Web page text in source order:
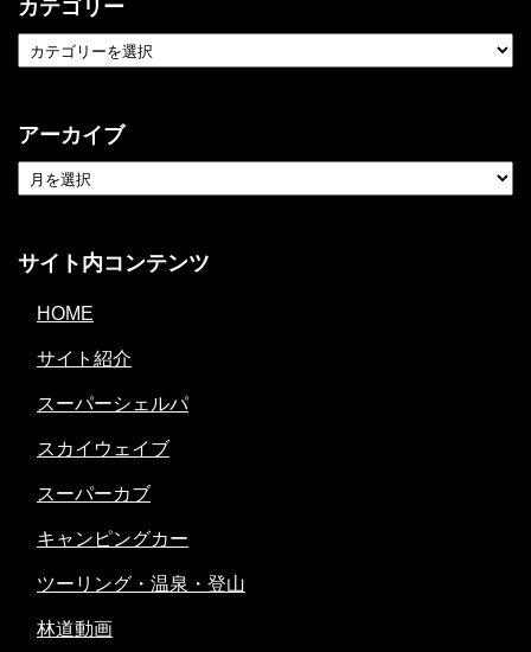
カテゴリー
アーカイブ
サイト内コンテンツ
HOME
サイト紹介
スーパーシェルパ
スカイウェイブ
スーパーカブ
キャンピングカー
ツーリング・温泉・登山
林道動画